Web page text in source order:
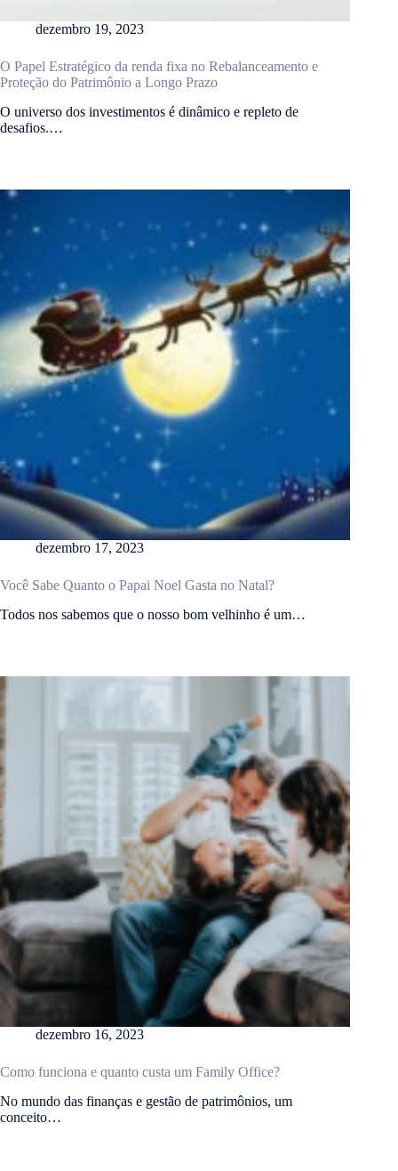
dezembro 19, 2023
O Papel Estratégico da renda fixa no Rebalanceamento e
Proteção do Patrimônio a Longo Prazo
O universo dos investimentos é dinâmico e repleto de
desafios.…
dezembro 17, 2023
Você Sabe Quanto o Papai Noel Gasta no Natal?
Todos nos sabemos que o nosso bom velhinho é um…
dezembro 16, 2023
Como funciona e quanto custa um Family Office?
No mundo das finanças e gestão de patrimônios, um
conceito…